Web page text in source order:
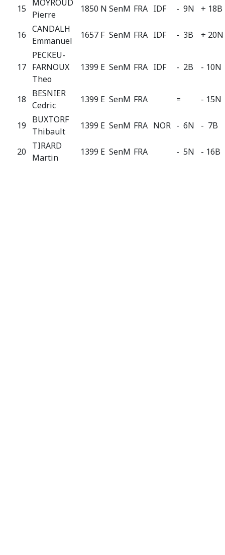
15
MOYROUD
Pierre
1850 N SenM FRA IDF - 9N + 18B
16
CANDALH
Emmanuel
1657 F SenM FRA IDF - 3B + 20N
17
PECKEU-
FARNOUX
Theo
1399 E SenM FRA IDF - 2B - 10N
18
BESNIER
Cedric
1399 E SenM FRA = - 15N
19
BUXTORF
Thibault
1399 E SenM FRA NOR - 6N - 7B
20
TIRARD
Martin
1399 E SenM FRA - 5N - 16B